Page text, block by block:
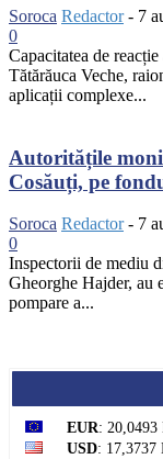
Soroca Redactor - 7
0
Capacitatea de
Tătărăuca Veche,
aplicații complexe...
Autoritățile
Cosăuți, pe
Soroca Redactor - 7
0
Inspectorii de mediu
Gheorghe Hajder, au
pompare a...
EUR: 20,0493
USD: 17,3737